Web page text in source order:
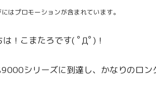
はプロモーションが含まれています。
は！こまたろです( ﾟДﾟ)！
シリーズに到達し、かなりのロン